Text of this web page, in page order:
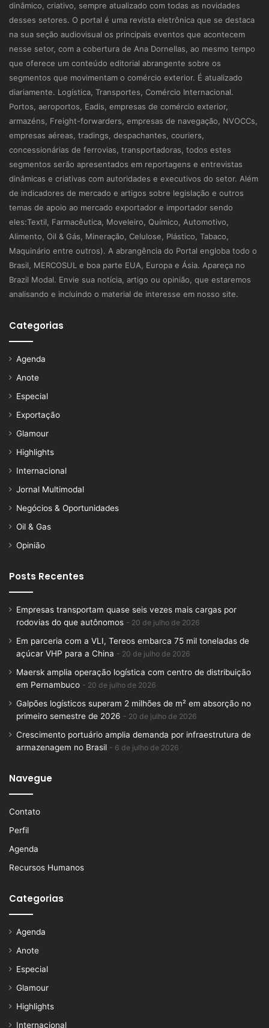
dinâmico, criativo, sempre atualizado com todas as novidades
desses setores. O portal é uma revista eletrônica que se destaca
na sua seção audiovisual os principais eventos que acontecem
nesse setor, com a cobertura de Ana Dornellas, ao mesmo tempo
que oferece um conteúdo editorial abrangente sobre os
segmentos que movimentam o comércio exterior. É atualizado
diariamente. Logística, Transportes, Comércio Internacional.
Portos, aeroportos, Eadis, empresas de comércio exterior,
armazéns, Freight-forwarders, empresas de navegação, NVOCCs,
empresas aéreas, tradings, despachantes, couriers,
concessionárias de ferrovias, transportadoras, todos estes
segmentos serão apresentados em reportagens e entrevistas
dinâmicas e criativas com autoridades e executivos do setor. Além
de indicadores de mercado e artigos sobre legislação e outros
temas de apoio ao mercado exportador e importador sendo
eles:Textil, Farmacêutica, Moveleiro, Químico, Automotivo,
Alimento, Oil & Gás, Mineração, Celulose, Plástico, Tabaco,
Maquinário entre outros). A abrangência do Portal engloba todo o
Brasil, MERCOSUL e boa parte EUA, Europa e Ásia. Apareça no
Brazil Modal. Envie sua notícia, artigo ou opinião, que estaremos
analisando e incluindo o material de interesse em nosso site.
Categorias
Agenda
Anote
Especial
Exportação
Glamour
Highlights
Internacional
Jornal Multimodal
Negócios & Oportunidades
Oil & Gas
Opinião
Posts Recentes
Empresas transportam quase seis vezes mais cargas por
rodovias do que autônomos
20 de julho de 2026
Em parceria com a VLI, Tereos embarca 75 mil toneladas de
açúcar VHP para a China
20 de julho de 2026
Maersk amplia operação logística com centro de distribuição
em Pernambuco
20 de julho de 2026
Galpões logísticos superam 2 milhões de m² em absorção no
primeiro semestre de 2026
20 de julho de 2026
Crescimento portuário amplia demanda por infraestrutura de
armazenagem no Brasil
6 de julho de 2026
Navegue
Contato
Perfil
Agenda
Recursos Humanos
Categorias
Agenda
Anote
Especial
Glamour
Highlights
Internacional